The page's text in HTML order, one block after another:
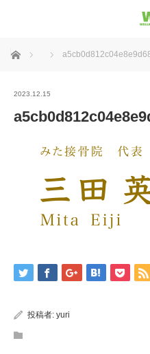
ホーム
2023.12.15
投稿者: yuri